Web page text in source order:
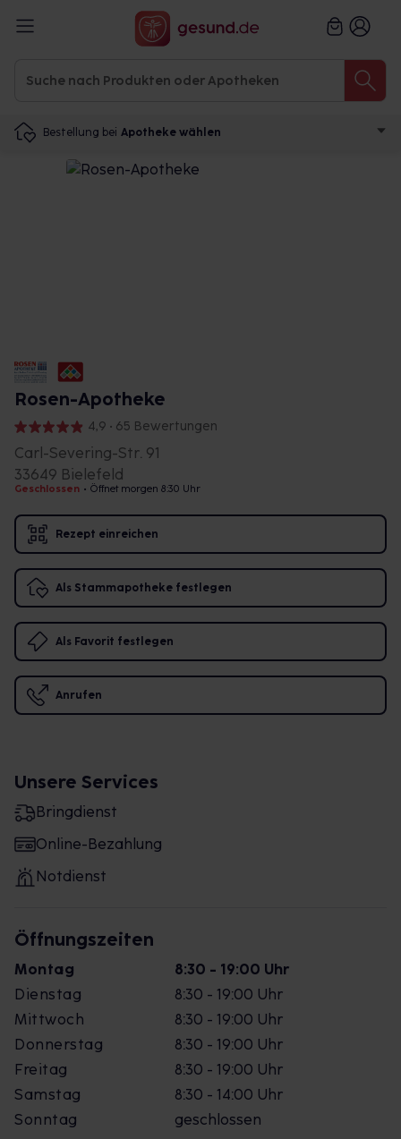
Bestellung bei Apotheke wählen
Rosen-Apotheke
4,9 • 65 Bewertungen
Carl-Severing-Str. 91
33649 Bielefeld
Geschlossen • Öffnet morgen 8:30 Uhr
Rezept einreichen
Als Stammapotheke festlegen
Als Favorit festlegen
Anrufen
Unsere Services
Bringdienst
Online-Bezahlung
Notdienst
Öffnungszeiten
Montag
8:30 - 19:00 Uhr
Dienstag
8:30 - 19:00 Uhr
Mittwoch
8:30 - 19:00 Uhr
Donnerstag
8:30 - 19:00 Uhr
Freitag
8:30 - 19:00 Uhr
Samstag
8:30 - 14:00 Uhr
Sonntag
geschlossen